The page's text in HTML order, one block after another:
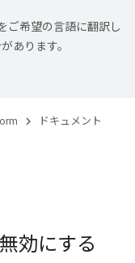
ご希望の言語に翻訳し
あります。
ドキュメント
効にする